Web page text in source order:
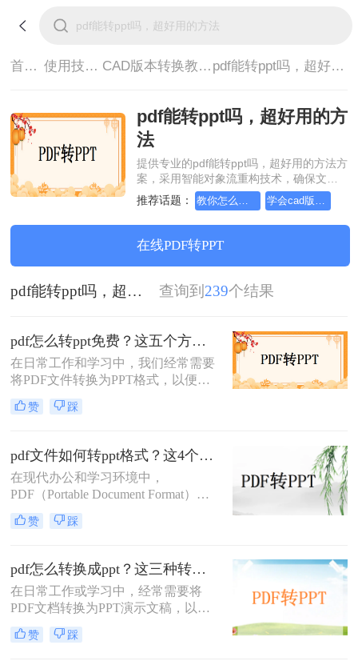
首页> 使用技巧> CAD版本转换教程> pdf能转ppt吗，超好用的方法
pdf能转ppt吗，超好用的方
法
提供专业的pdf能转ppt吗，超好用的方法方
案，采用智能对象流重构技术，确保文档
1:1高保真还原且排版不乱码。支持一键批
量处理，全链路 SSL 加密保障隐私安全。
助您快速实现pdf能转ppt吗，超好用的方
法，无需安装，高效办公。
推荐话题：
在线PDF转PPT
pdf能转ppt吗，超好用的方法 查询到 239个结果
pdf怎么转ppt免费？这五个方法请收好！方便又好用！
在日常工作和学习中，我们经常需要
将PDF文件转换为PPT格式，以便进
行演示或编辑。那么pdf怎么转ppt免
费呢？虽然市面上有许多付费的转换
转PPT方法，帮助你轻松实现文件格
式的转换。
赞 踩
pdf文件如何转ppt格式？这4个方法请收好！方便又好用！
在现代办公和学习环境中，
PDF（Portable Document Format）因
其出色的跨平台兼容性和保持文档格
式不变的能力而广受欢迎。然而，在
件中的内容转换成PPT（PowerPoint
Presentation）格式，以便进行演示或
进一步编辑。那么pdf文件如何转ppt
格式呢？本文将详细介绍几种将PDF
文件转换为PPT格式的有效方法，帮
助您轻松应对这一需求。
赞 踩
pdf怎么转换成ppt？这三种转换方法分享给你!！
在日常工作或学习中，经常需要将
PDF文档转换为PPT演示文稿，以便
于更好地展示和编辑内容。
PDF（Portable Document Format）因
赞 踩